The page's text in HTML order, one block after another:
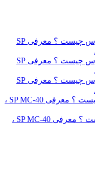
مینی لودر سنوپارس چیست ؟ معرفی SP
مینی لودر سنوپارس چیست ؟ معرفی SP
مینی لودر سنوپارس چیست ؟ معرفی SP
مینی لودر سنوپارس چیست ؟ معرفی SP MC-40 ،
مینی لودر سنوپارس چیست ؟ معرفی SP MC-40 ،